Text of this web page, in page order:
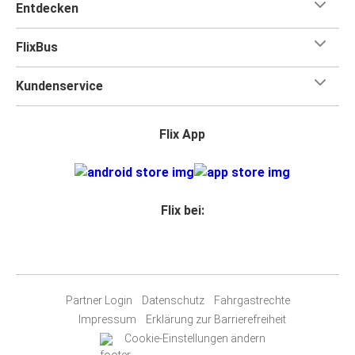
Entdecken
FlixBus
Kundenservice
Flix App
Flix bei:
Partner Login Datenschutz
Fahrgastrechte
Impressum
Erklärung zur Barrierefreiheit
Cookie-Einstellungen ändern